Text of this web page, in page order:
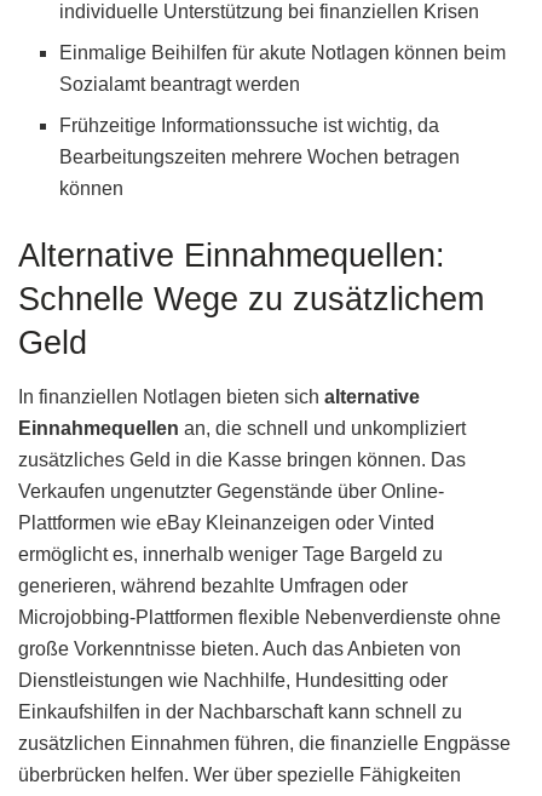
individuelle Unterstützung bei finanziellen Krisen
Einmalige Beihilfen für akute Notlagen können beim
Sozialamt beantragt werden
Frühzeitige Informationssuche ist wichtig, da
Bearbeitungszeiten mehrere Wochen betragen
können
Alternative Einnahmequellen:
Schnelle Wege zu zusätzlichem
Geld
In finanziellen Notlagen bieten sich alternative
Einnahmequellen an, die schnell und unkompliziert
zusätzliches Geld in die Kasse bringen können. Das
Verkaufen ungenutzter Gegenstände über Online-
Plattformen wie eBay Kleinanzeigen oder Vinted
ermöglicht es, innerhalb weniger Tage Bargeld zu
generieren, während bezahlte Umfragen oder
Microjobbing-Plattformen flexible Nebenverdienste ohne
große Vorkenntnisse bieten. Auch das Anbieten von
Dienstleistungen wie Nachhilfe, Hundesitting oder
Einkaufshilfen in der Nachbarschaft kann schnell zu
zusätzlichen Einnahmen führen, die finanzielle Engpässe
überbrücken helfen. Wer über spezielle Fähigkeiten